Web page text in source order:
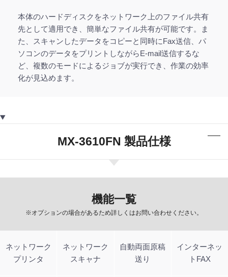
本体のハードディスクをネットワーク上のファイル共有
先として適用でき、簡単なファイル共有が可能です。ま
た、スキャンしたデータをコピーと同時にFax送信、パ
ソコンのデータをプリントしながらE-mail送信するな
ど、複数のモードによるジョブが実行でき、作業の効率
化が見込めます。
MX-3610FN 製品仕様
機能一覧
※オプションの場合があるため詳しくはお問い合わせください。
ネットワーク
プリンタ
ネットワーク
スキャナ
自動両面原稿
送り
インターネッ
トFAX